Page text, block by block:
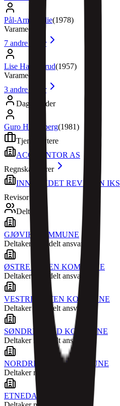
Pål-Arne Oulie(1978)
Varamedlem
7 andre roller
Lise Hammerud(1957)
Varamedlem
3 andre roller
Daglig leder
Guro Hesselberg(1981)
Tjenesteytere
ACCOUNTOR AS
Regnskapsfører
INNLANDET REVISJON IKS
Revisor
Deltakere
GJØVIK KOMMUNE
Deltaker med delt ansvar
ØSTRE TOTEN KOMMUNE
Deltaker med delt ansvar
VESTRE TOTEN KOMMUNE
Deltaker med delt ansvar
SØNDRE LAND KOMMUNE
Deltaker med delt ansvar
NORDRE LAND KOMMUNE
Deltaker med delt ansvar
ETNEDAL KOMMUNE